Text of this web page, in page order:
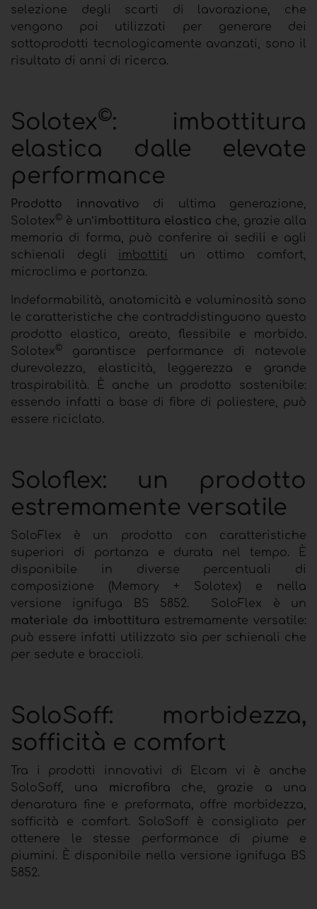
selezione degli scarti di lavorazione, che
vengono poi utilizzati per generare dei
sottoprodotti tecnologicamente avanzati, sono il
risultato di anni di ricerca.
Solotex©: imbottitura
elastica dalle elevate
performance
Prodotto innovativo di ultima generazione,
Solotex© è un’imbottitura elastica che, grazie alla
memoria di forma, può conferire ai sedili e agli
schienali degli imbottiti
un ottimo comfort,
microclima e portanza.
Indeformabilità, anatomicità e voluminosità sono
le caratteristiche che contraddistinguono questo
prodotto elastico, areato, flessibile e morbido.
Solotex©
garantisce performance di notevole
durevolezza, elasticità, leggerezza e grande
traspirabilità. È anche un prodotto sostenibile:
essendo infatti a base di fibre di poliestere, può
essere riciclato.
Soloflex: un prodotto
estremamente versatile
SoloFlex è un prodotto con caratteristiche
superiori di portanza e durata nel tempo. È
disponibile in diverse percentuali di
composizione (Memory + Solotex) e nella
versione ignifuga BS 5852. SoloFlex è un
materiale da imbottitura estremamente versatile:
può essere infatti utilizzato sia per schienali che
per sedute e braccioli.
SoloSoff: morbidezza,
sofficità e comfort
Tra i prodotti innovativi di Elcam vi è anche
SoloSoff, una microfibra che, grazie a una
denaratura fine e preformata, offre morbidezza,
sofficità e comfort. SoloSoff è consigliato per
ottenere le stesse performance di piume e
piumini. È disponibile nella versione ignifuga BS
5852.